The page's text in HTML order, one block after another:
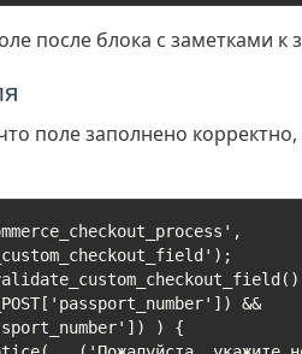
после блока с заметками к
поле заполнено
) {